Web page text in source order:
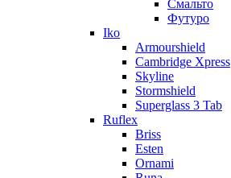
Смальто
Футуро
Iko
Armourshield
Cambridge Xpress
Skyline
Stormshield
Superglass 3 Tab
Ruflex
Briss
Esten
Ornami